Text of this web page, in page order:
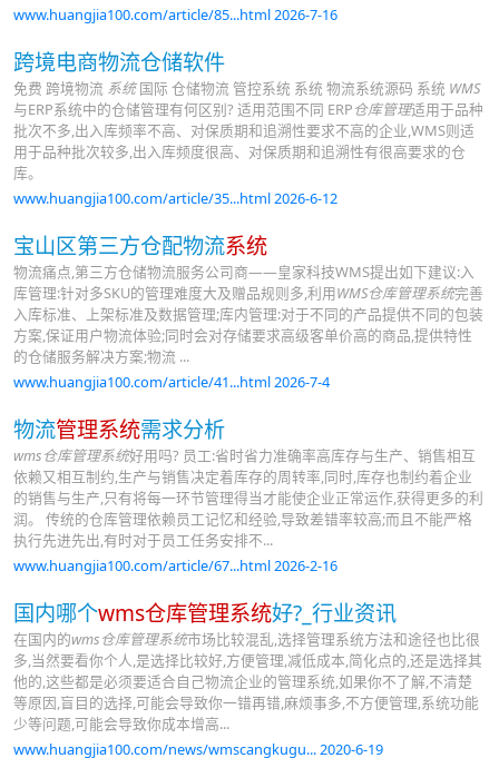
www.huangjia100.com/article/85...html 2026-7-16
跨境电商物流仓储软件
免费 跨境物流 系统国际 仓储物流 管控系统 系统 物流系统源码 系统 WMS
与ERP系统中的仓储管理有何区别? 适用范围不同 ERP仓库管理适用于品种
批次不多,出入库频率不高、对保质期和追溯性要求不高的企业,WMS则适
用于品种批次较多,出入库频度很高、对保质期和追溯性有很高要求的仓
库。
www.huangjia100.com/article/35...html 2026-6-12
宝山区第三方仓配物流系统
物流痛点,第三方仓储物流服务公司商——皇家科技WMS提出如下建议:入
库管理:针对多SKU的管理难度大及赠品规则多,利用WMS仓库管理系统完善
入库标准、上架标准及数据管理;库内管理:对于不同的产品提供不同的包装
方案,保证用户物流体验;同时会对存储要求高级客单价高的商品,提供特性
的仓储服务解决方案;物流 ...
www.huangjia100.com/article/41...html 2026-7-4
物流管理系统需求分析
wms仓库管理系统好用吗? 员工:省时省力准确率高库存与生产、销售相互
依赖又相互制约,生产与销售决定着库存的周转率,同时,库存也制约着企业
的销售与生产,只有将每一环节管理得当才能使企业正常运作,获得更多的利
润。 传统的仓库管理依赖员工记忆和经验,导致差错率较高;而且不能严格
执行先进先出,有时对于员工任务安排不...
www.huangjia100.com/article/67...html 2026-2-16
国内哪个wms仓库管理系统好?_行业资讯
在国内的wms仓库管理系统市场比较混乱,选择管理系统方法和途径也比很
多,当然要看你个人,是选择比较好,方便管理,减低成本,简化点的,还是选择其
他的,这些都是必须要适合自己物流企业的管理系统,如果你不了解,不清楚
等原因,盲目的选择,可能会导致你一错再错,麻烦事多,不方便管理,系统功能
少等问题,可能会导致你成本增高...
www.huangjia100.com/news/wmscangkugu... 2020-6-19